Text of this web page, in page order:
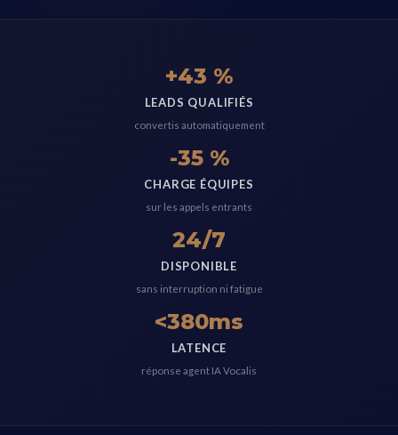
+43 %
LEADS QUALIFIÉS
convertis automatiquement
-35 %
CHARGE ÉQUIPES
sur les appels entrants
24/7
DISPONIBLE
sans interruption ni fatigue
<380ms
LATENCE
réponse agent IA Vocalis